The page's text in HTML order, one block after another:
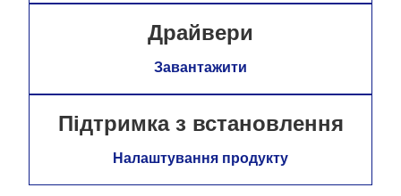
Драйвери
Завантажити
Підтримка з встановлення
Налаштування продукту